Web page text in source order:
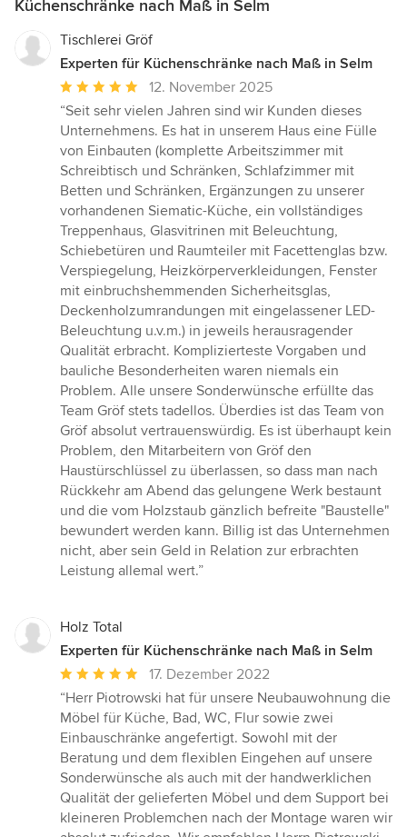
Küchenschränke nach Maß in Selm
Tischlerei Gröf
Experten für Küchenschränke nach Maß in Selm
Durchschnittliche
Bewertung:
5
von
5
Sternen
12. November 2025
“Seit sehr vielen Jahren sind wir Kunden dieses
Unternehmens. Es hat in unserem Haus eine Fülle
von Einbauten (komplette Arbeitszimmer mit
Schreibtisch und Schränken, Schlafzimmer mit
Betten und Schränken, Ergänzungen zu unserer
vorhandenen Siematic-Küche, ein vollständiges
Treppenhaus, Glasvitrinen mit Beleuchtung,
Schiebetüren und Raumteiler mit Facettenglas bzw.
Verspiegelung, Heizkörperverkleidungen, Fenster
mit einbruchshemmenden Sicherheitsglas,
Deckenholzumrandungen mit eingelassener LED-
Beleuchtung u.v.m.) in jeweils herausragender
Qualität erbracht. Komplizierteste Vorgaben und
bauliche Besonderheiten waren niemals ein
Problem. Alle unsere Sonderwünsche erfüllte das
Team Gröf stets tadellos. Überdies ist das Team von
Gröf absolut vertrauenswürdig. Es ist überhaupt kein
Problem, den Mitarbeitern von Gröf den
Haustürschlüssel zu überlassen, so dass man nach
Rückkehr am Abend das gelungene Werk bestaunt
und die vom Holzstaub gänzlich befreite "Baustelle"
bewundert werden kann. Billig ist das Unternehmen
nicht, aber sein Geld in Relation zur erbrachten
Leistung allemal wert.”
Holz Total
Experten für Küchenschränke nach Maß in Selm
Durchschnittliche
Bewertung:
5
von
5
Sternen
17. Dezember 2022
“Herr Piotrowski hat für unsere Neubauwohnung die
Möbel für Küche, Bad, WC, Flur sowie zwei
Einbauschränke angefertigt. Sowohl mit der
Beratung und dem flexiblen Eingehen auf unsere
Sonderwünsche als auch mit der handwerklichen
Qualität der gelieferten Möbel und dem Support bei
kleineren Problemchen nach der Montage waren wir